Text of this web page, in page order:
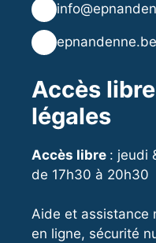
epnandenne.be
Accès
légales
Accès libre : jeudi
de 17h30 à 20h30
Aide et assistance
en ligne, sécurité